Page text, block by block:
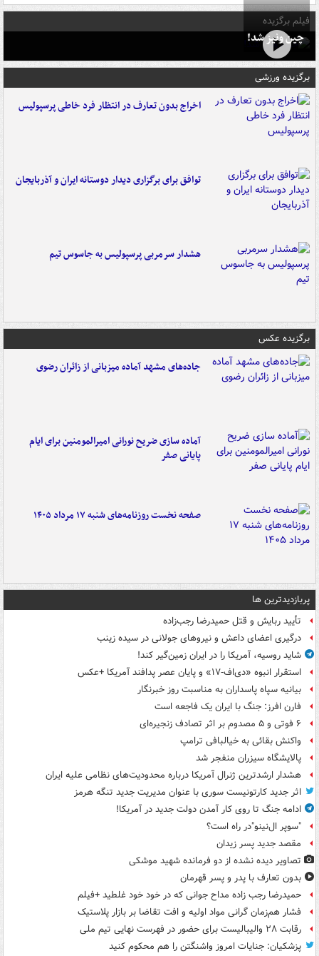
فیلم برگزیده
چین ونیز شد!
برگزیده ورزشی
اخراج بدون تعارف در انتظار فرد خاطی پرسپولیس
توافق برای برگزاری دیدار دوستانه ایران و آذربایجان
هشدار سرمربی پرسپولیس به جاسوس تیم
برگزیده عکس
جاده‌های مشهد آماده میزبانی از زائران رضوی
آماده سازی ضریح نورانی امیرالمومنین برای ایام
پایانی صفر
صفحه نخست روزنامه‌های شنبه ۱۷ مرداد ۱۴۰۵
پربازدیدترین ها
تأیید ربایش و قتل حمیدرضا رجب‌زاده
درگیری اعضای داعش و نیروهای جولانی در سیده زینب
شاید روسیه، آمریکا را در ایران زمین‌گیر کند!
استقرار انبوه «دی‌اف‑۱۷» و پایان عصر پدافند آمریکا +عکس
بیانیه سپاه پاسداران به مناسبت روز خبرنگار
فارن افرز: جنگ با ایران یک فاجعه است
۶ فوتی و ۵ مصدوم بر اثر تصادف زنجیره‌ای
واکنش بقائی به خیالبافی ترامپ
پالایشگاه سیزران منفجر شد
هشدار ارشدترین ژنرال آمریکا درباره محدودیت‌های نظامی علیه ایران
اثر جدید کارتونیست سوری با عنوان مدیریت جدید تنگه هرمز
ادامه جنگ تا روی کار آمدن دولت جدید در آمریکا!
"سوپر ال‌نینو"در راه است؟
مقصد جدید پسر زیدان
تصاویر دیده‌ نشده از دو فرمانده شهید موشکی
بدون تعارف با پدر و پسر قهرمان
حمیدرضا رجب زاده مداح جوانی که در خود خود غلطید +فیلم
فشار هم‌زمان گرانی مواد اولیه و افت تقاضا بر بازار پلاستیک
رقابت ۲۸ والیبالیست برای حضور در فهرست نهایی تیم ملی
پزشکیان: جنایات امروز واشنگتن را هم محکوم کنید